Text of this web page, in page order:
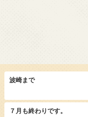
波崎まで
７月も終わりです。